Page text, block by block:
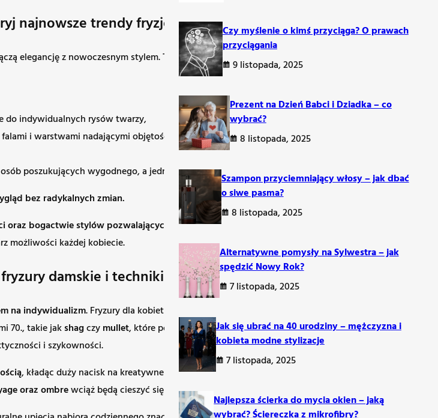
najnowsze trendy fryzjerskie i inspiracje na nadchodzący czas
elegancję z nowoczesnym stylem.Trendy w tym okresie skupią się na podkreśleniu naturalnego
do indywidualnych rysów twarzy,
i warstwami nadającymi objętości,
poszukujących wygodnego, a jednocześnie stylowego strzyżenia.
bez radykalnych zmian.
bogactwie stylów pozwalających wyrazić osobowość poprzez fryzurę.
możliwości każdej kobiecie.
damskie i techniki stylizacji
na indywidualizm. Fryzury dla kobiet połączą tradycyjne elementy z nowoczesnymi detalami,
70., takie jakshagczymullet, które podkreślają naturalną strukturę włosów, staną się niezwykle
i szykowności.
, kładąc duży nacisk na kreatywne podejście. Modne będą zarówno pastelowe barwy, jak i
oraz ombrewciąż będą cieszyć się popularnością z uwagi na ich zdolność do dodawania głębi.
Czy myślenie o kimś przyciąga? O prawach
przyciągania
9 listopada, 2025
Prezent na Dzień Babci i Dziadka – co
wybrać?
8 listopada, 2025
Szampon przyciemniający włosy – jak dbać
o siwe pasma?
8 listopada, 2025
Alternatywne pomysły na Sylwestra – jak
spędzić Nowy Rok?
7 listopada, 2025
Jak się ubrać na 40 urodziny – mężczyzna i
kobieta modne stylizacje
7 listopada, 2025
Najlepsza ścierka do mycia okien – jaką